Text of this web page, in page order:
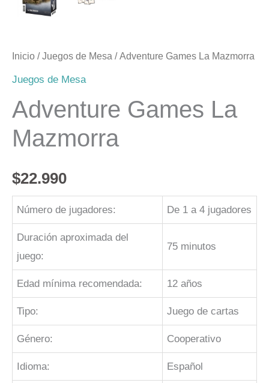
Inicio /Juegos de Mesa / Adventure Games La Mazmorra
Juegos de Mesa
Adventure Games La
Mazmorra
$22.990
Número de jugadores: De 1 a 4 jugadores
Duración aproximada del
juego:
75 minutos
Edad mínima recomendada: 12 años
Tipo: Juego de cartas
Género: Cooperativo
Idioma: Español